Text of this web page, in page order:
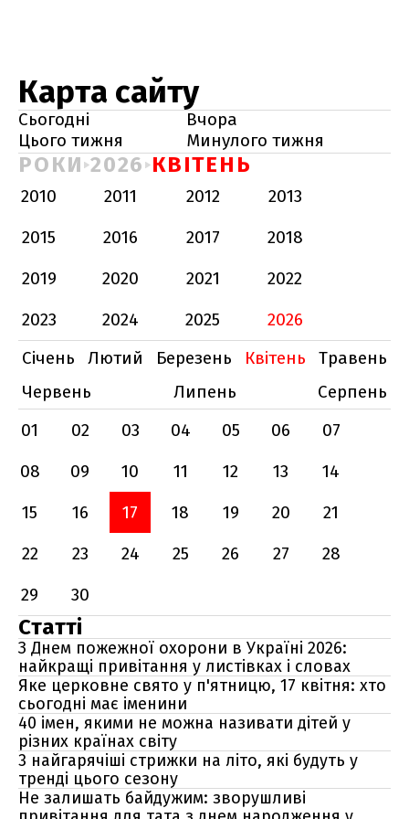
Карта сайту
Сьогодні
Вчора
Цього тижня
Минулого тижня
РОКИ 2026 КВІТЕНЬ
2010 2011 2012
2013
2015
2016 2017
2018
2019
2020 2021
2022
2023
2024 2025
2026
Січень
Лютий Березень Квітень
Травень
Червень
Липень
Серпень
01
02 03 04 05 06
07
08
09 10 11 12 13
14
15
16 17 18 19 20
21
22
23 24 25 26 27
28
29
30
Статті
З Днем пожежної охорони в Україні 2026:
найкращі привітання у листівках і словах
Яке церковне свято у п'ятницю, 17 квітня: хто
сьогодні має іменини
40 імен, якими не можна називати дітей у
різних країнах світу
3 найгарячіші стрижки на літо, які будуть у
тренді цього сезону
Не залишать байдужим: зворушливі